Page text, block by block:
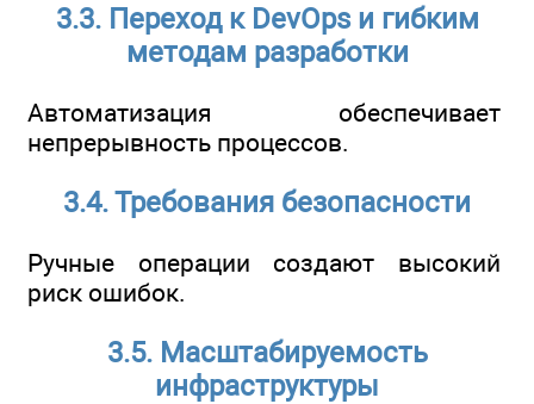
3.3. Переход к DevOps и гибким
методам разработки
Автоматизация обеспечивает
непрерывность процессов.
3.4. Требования безопасности
Ручные операции создают высокий
риск ошибок.
3.5. Масштабируемость
инфраструктуры